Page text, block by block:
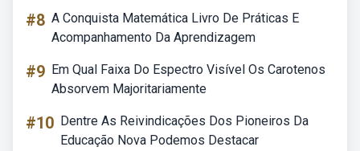
#8 A Conquista Matemática Livro De Práticas E
Acompanhamento Da Aprendizagem
#9 Em Qual Faixa Do Espectro Visível Os Carotenos
Absorvem Majoritariamente
#10 Dentre As Reivindicações Dos Pioneiros Da
Educação Nova Podemos Destacar